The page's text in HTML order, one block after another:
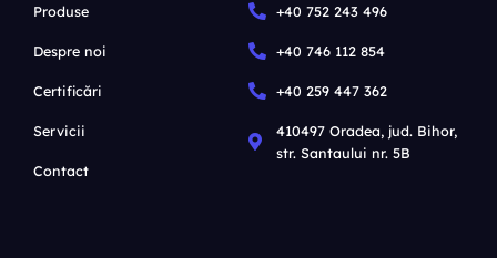
Produse
Despre noi
Certificări
Servicii
Contact
+40 752 243 496
+40 746 112 854
+40 259 447 362
410497 Oradea, jud. Bihor,
str. Santaului nr. 5B